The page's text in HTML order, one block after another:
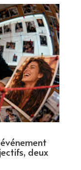
deux